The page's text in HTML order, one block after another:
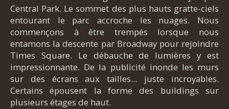
Central Park. Le sommet des plus hauts gratte-ciels
entourant le parc accroche les nuages. Nous
commençons à être trempés lorsque nous
entamons la descente par Broadway pour rejoindre
Times Square. Le débauche de lumières y est
impressionnante. De la publicité inonde les murs
sur des écrans aux tailles... juste incroyables.
Certains épousent la forme des buildings sur
plusieurs étages de haut.